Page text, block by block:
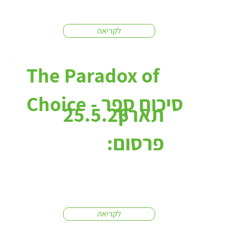
לקריאה
The Paradox of
Choice - סיכום ספר
לקריאה
25.5.26תאריך
פרסום: